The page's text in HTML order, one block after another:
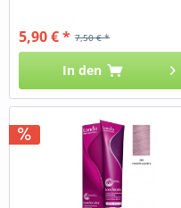
7,50 € *
5,90 € *
In den